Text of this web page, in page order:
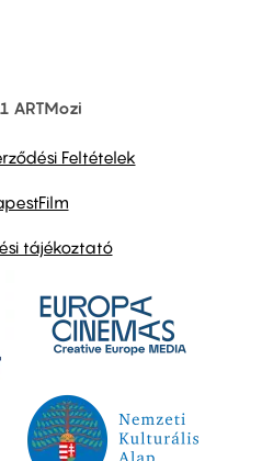
ARTMozi
Feltételek
tájékoztató